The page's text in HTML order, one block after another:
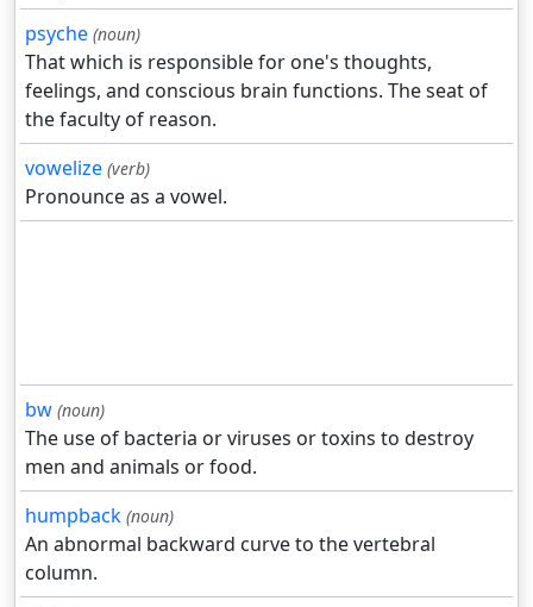
psyche (noun)
That which is responsible for one's thoughts,
feelings, and conscious brain functions. The seat of
the faculty of reason.
vowelize (verb)
Pronounce as a vowel.
bw (noun)
The use of bacteria or viruses or toxins to destroy
men and animals or food.
humpback (noun)
An abnormal backward curve to the vertebral
column.